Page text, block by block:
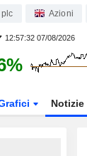
Azioni
12:57:32 07/08/2026
Notizie